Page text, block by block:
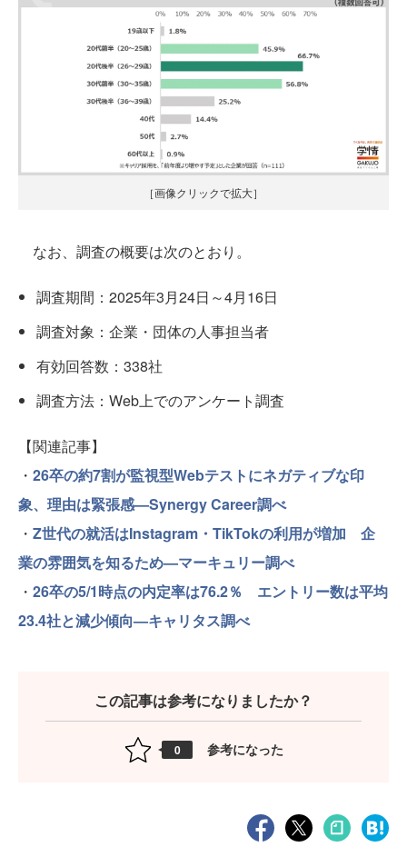
［画像クリックで拡大］
なお、調査の概要は次のとおり。
調査期間：2025年3月24日～4月16日
調査対象：企業・団体の人事担当者
有効回答数：338社
調査方法：Web上でのアンケート調査
【関連記事】
・ 26卒の約7割が監視型Webテストにネガティブな印
象、理由は緊張感—Synergy Career調べ
・ Z世代の就活はInstagram・TikTokの利用が増加 企
業の雰囲気を知るため—マーキュリー調べ
・ 26卒の5/1時点の内定率は76.2％ エントリー数は平均
23.4社と減少傾向—キャリタス調べ
この記事は参考になりましたか？
0 参考になった